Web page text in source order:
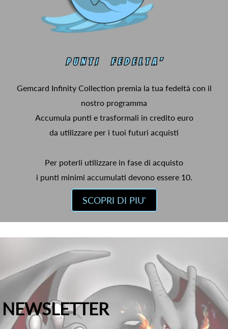
Gemcard Infinity Collection premia la tua fedeltà con il
nostro programma
Accumula punti e trasformali in credito euro
da utilizzare per i tuoi futuri acquisti
Per poterli utilizzare in fase di acquisto
i punti minimi accumulati devono essere 10.
SCOPRI DI PIU'
NEWSLETTER